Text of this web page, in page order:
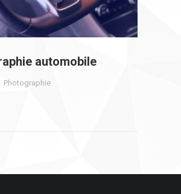
automobile
Photographie